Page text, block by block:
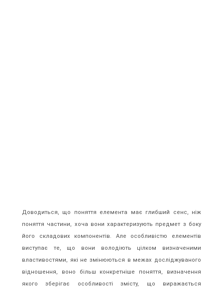
Доводиться, що поняття елемента має глибший сенс, ніж
поняття частини, хоча вони характеризують предмет з боку
його складових компонентів. Але особливістю елементів
виступає те, що вони володіють цілком визначеними
властивостями, які не змінюються в межах досліджуваного
відношення, воно більш конкретніше поняття, визначення
якого зберігає особливості змісту, що виражається